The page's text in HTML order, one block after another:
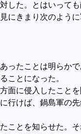
した。とはいって
にきまり次のように
たことは明らか
ことになった。
に侵入したこと
行けば、鍋島軍の
とを知らせた。